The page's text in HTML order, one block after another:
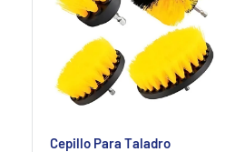
Cepillo Para Taladro